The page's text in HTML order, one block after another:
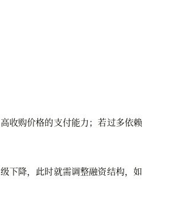
收购价格的支付能力；若过多依赖
下降，此时就需调整融资结构，如